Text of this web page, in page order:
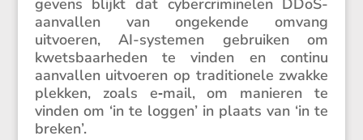
ge­vens blijkt dat cyber­cri­mi­nelen DDoS-
aanvallen van ongekende omvang
uitvoeren, AI-systemen gebruiken om
kwets­baar­heden te vinden en continu
aanvallen uitvoeren op tradi­ti­o­nele zwakke
plekken, zoals e‑mail, om manieren te
vinden om ‘in te loggen’ in plaats van ‘in te
breken’.